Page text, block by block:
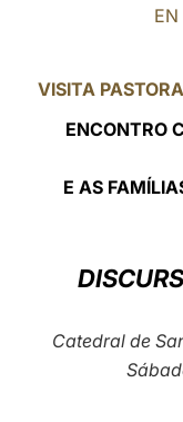
EN
VISITA
ENCONTRO
E AS
Catedral de